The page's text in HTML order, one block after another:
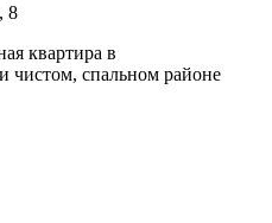
8
квартира в
чистом, спальном районе